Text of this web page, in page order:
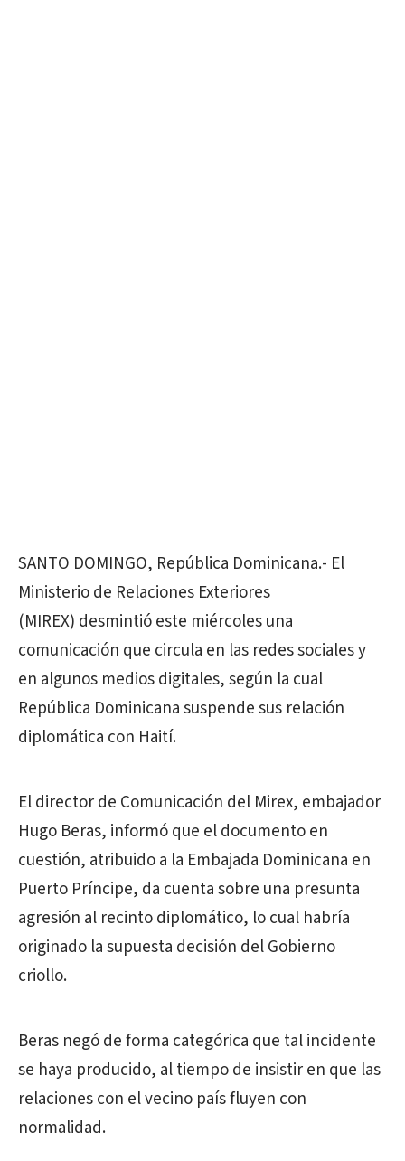
SANTO DOMINGO, República Dominicana.- El
Ministerio de Relaciones Exteriores
(MIREX) desmintió este miércoles una
comunicación que circula en las redes sociales y
en algunos medios digitales, según la cual
República Dominicana suspende sus relación
diplomática con Haití.
El director de Comunicación del Mirex, embajador
Hugo Beras, informó que el documento en
cuestión, atribuido a la Embajada Dominicana en
Puerto Príncipe, da cuenta sobre una presunta
agresión al recinto diplomático, lo cual habría
originado la supuesta decisión del Gobierno
criollo.
Beras negó de forma categórica que tal incidente
se haya producido, al tiempo de insistir en que las
relaciones con el vecino país fluyen con
normalidad.